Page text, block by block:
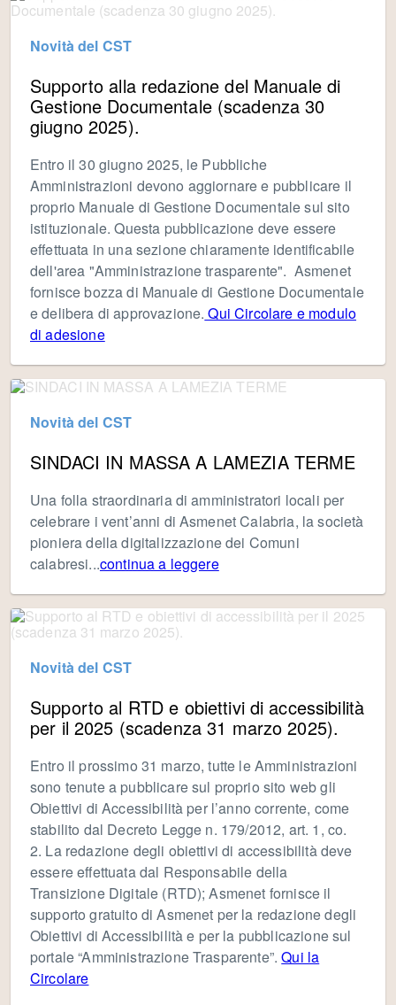
Novità del CST
Supporto alla redazione del Manuale di
Gestione Documentale (scadenza 30
giugno 2025).
Entro il 30 giugno 2025, le Pubbliche
Amministrazioni devono aggiornare e pubblicare il
proprio Manuale di Gestione Documentale sul sito
istituzionale. Questa pubblicazione deve essere
effettuata in una sezione chiaramente identificabile
dell'area "Amministrazione trasparente". Asmenet
fornisce bozza di Manuale di Gestione Documentale
e delibera di approvazione. Qui Circolare e modulo
di adesione
Novità del CST
SINDACI IN MASSA A LAMEZIA TERME
Una folla straordinaria di amministratori locali per
celebrare i vent’anni di Asmenet Calabria, la società
pioniera della digitalizzazione dei Comuni
calabresi...continua a leggere
Novità del CST
Supporto al RTD e obiettivi di accessibilità
per il 2025 (scadenza 31 marzo 2025).
Entro il prossimo 31 marzo, tutte le Amministrazioni
sono tenute a pubblicare sul proprio sito web gli
Obiettivi di Accessibilità per l’anno corrente, come
stabilito dal Decreto Legge n. 179/2012, art. 1, co.
2. La redazione degli obiettivi di accessibilità deve
essere effettuata dal Responsabile della
Transizione Digitale (RTD); Asmenet fornisce il
supporto gratuito di Asmenet per la redazione degli
Obiettivi di Accessibilità e per la pubblicazione sul
portale “Amministrazione Trasparente”.Qui la
Circolare